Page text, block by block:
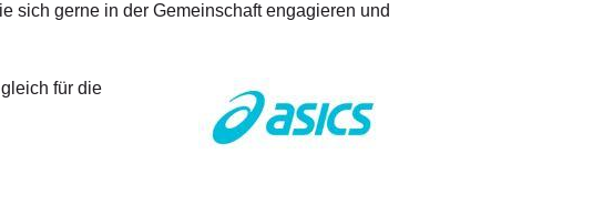
sich gerne in der Gemeinschaft engagieren und
für die